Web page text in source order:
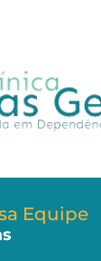
Equipe